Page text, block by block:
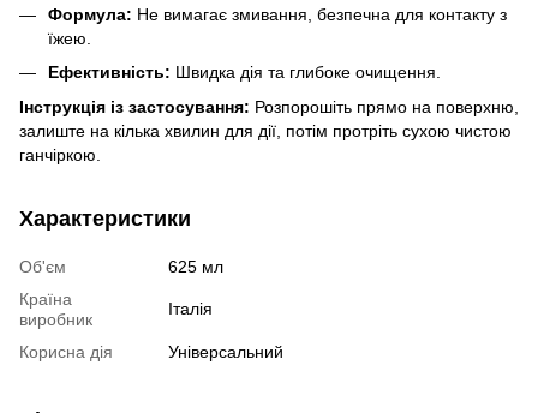
Формула: Не вимагає змивання, безпечна для контакту з
їжею.
Ефективність: Швидка дія та глибоке очищення.
Інструкція із застосування: Розпорошіть прямо на поверхню,
залиште на кілька хвилин для дії, потім протріть сухою чистою
ганчіркою.
Характеристики
Об'єм
625 мл
Країна
виробник
Італія
Корисна дія Універсальний